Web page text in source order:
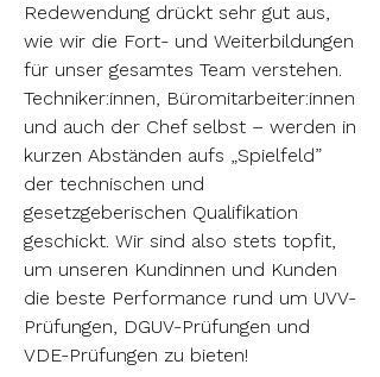
Redewendung drückt sehr gut aus,
wie wir die Fort- und Weiterbildungen
für unser gesamtes Team verstehen.
Techniker:innen, Büromitarbeiter:innen
und auch der Chef selbst – werden in
kurzen Abständen aufs „Spielfeld”
der technischen und
gesetzgeberischen Qualifikation
geschickt. Wir sind also stets topfit,
um unseren Kundinnen und Kunden
die beste Performance rund um UVV-
Prüfungen, DGUV-Prüfungen und
VDE-Prüfungen zu bieten!